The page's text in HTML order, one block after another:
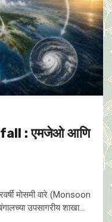
: एमजेओ आणि
माेसमी वारे (Monsoon
उपसागरीय शाखा...